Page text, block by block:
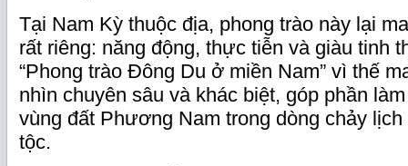
Tại Nam Kỳ thuộc địa, phong trào này lại
rất riêng: năng động, thực tiễn và giàu tinh
“Phong trào Đông Du ở miền Nam” vì thế
nhìn chuyên sâu và khác biệt, góp phần
vùng đất Phương Nam trong dòng chảy
tộc.